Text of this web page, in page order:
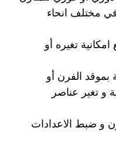
مختلف انحاء
تغيره أو
بموقد الفرن أو
و تغير عناصر
و ضبط الاعدادات